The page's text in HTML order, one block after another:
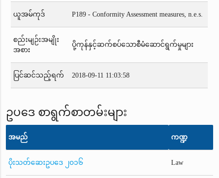
ယူအမ်ကုဒ် P189 - Conformity Assessment measures, n.e.s.
စည်းမျဉ်းအမျိုး
အစား
ပို့ကုန်နှင့်ဆက်စပ်သောစီမံဆောင်ရွက်မှုများ
ပြင်ဆင်သည့်ရက် 2018-09-11 11:03:58
ဥပဒေ စာရွက်စာတမ်းများ
အမည် ကဏ္ဍ
ပိုးသတ်ဆေးဥပဒေ ၂၀၁၆ Law